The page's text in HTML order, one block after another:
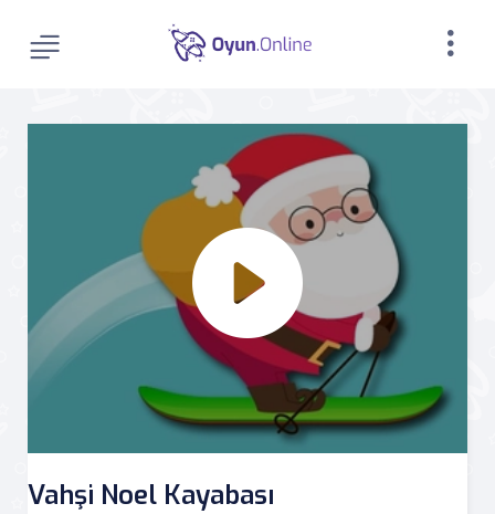
Vahşi Noel Kayabası